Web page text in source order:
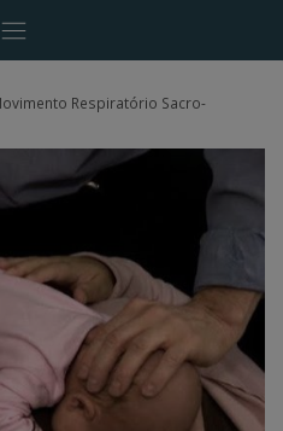
Respiratório Sacro-